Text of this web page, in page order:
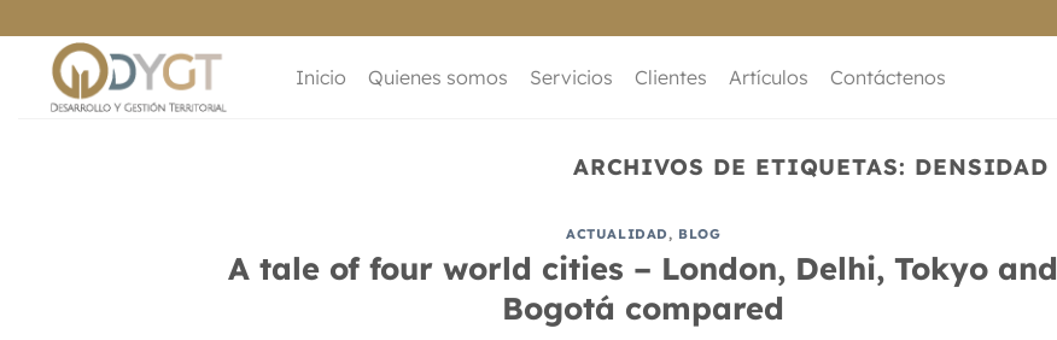
al
contenido
Inicio Quienes somos Servicios Clientes Artículos Contáctenos
ARCHIVOS DE ETIQUETAS: DENSIDAD
ACTUALIDAD, BLOG
A tale of four world cities – London, Delhi, Tokyo and
Bogotá compared